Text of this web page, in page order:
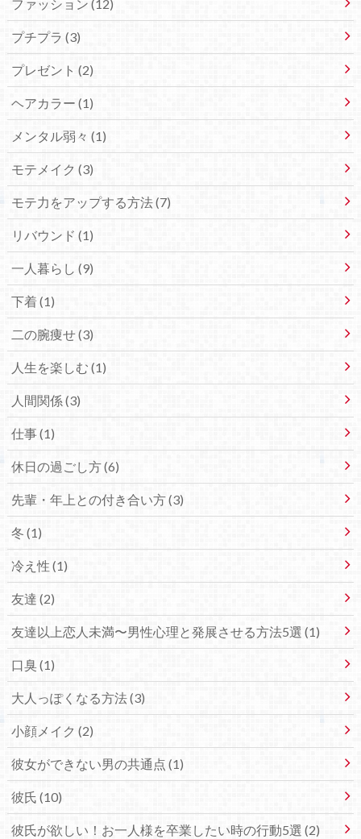
ファッション (12)
プチプラ (3)
プレゼント (2)
ヘアカラー (1)
メンタル弱々 (1)
モテメイク (3)
モテ力をアップする方法 (7)
リバウンド (1)
一人暮らし (9)
下着 (1)
二の腕痩せ (3)
人生を楽しむ (1)
人間関係 (3)
仕事 (1)
休日の過ごし方 (6)
先輩・年上との付き合い方 (3)
冬 (1)
冷え性 (1)
友達 (2)
友達以上恋人未満〜男性心理と発展させる方法5選 (1)
口臭 (1)
大人っぽくなる方法 (3)
小顔メイク (2)
彼女ができない男の共通点 (1)
彼氏 (10)
彼氏が欲しい！お一人様を卒業したい時の行動5選 (2)